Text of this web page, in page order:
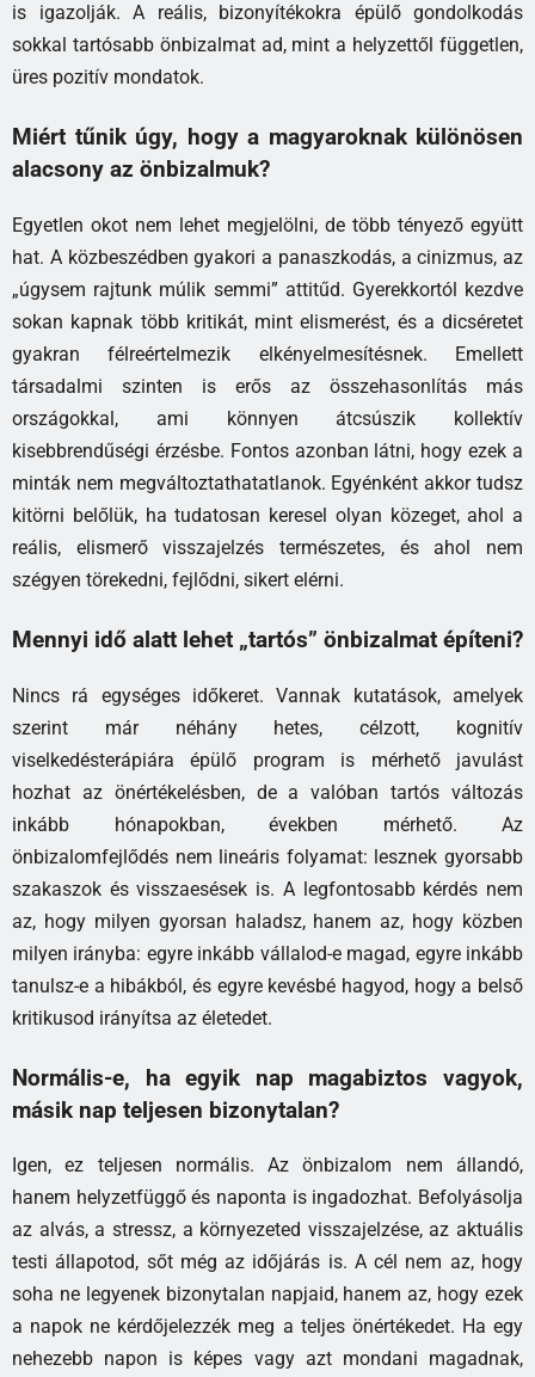
is igazolják. A reális, bizonyítékokra épülő gondolkodás
sokkal tartósabb önbizalmat ad, mint a helyzettől független,
üres pozitív mondatok.
Miért tűnik úgy, hogy a magyaroknak különösen
alacsony az önbizalmuk?
Egyetlen okot nem lehet megjelölni, de több tényező együtt
hat. A közbeszédben gyakori a panaszkodás, a cinizmus, az
„úgysem rajtunk múlik semmi” attitűd. Gyerekkortól kezdve
sokan kapnak több kritikát, mint elismerést, és a dicséretet
gyakran félreértelmezik elkényelmesítésnek. Emellett
társadalmi szinten is erős az összehasonlítás más
országokkal, ami könnyen átcsúszik kollektív
kisebbrendűségi érzésbe. Fontos azonban látni, hogy ezek a
minták nem megváltoztathatatlanok. Egyénként akkor tudsz
kitörni belőlük, ha tudatosan keresel olyan közeget, ahol a
reális, elismerő visszajelzés természetes, és ahol nem
szégyen törekedni, fejlődni, sikert elérni.
Mennyi idő alatt lehet „tartós” önbizalmat építeni?
Nincs rá egységes időkeret. Vannak kutatások, amelyek
szerint már néhány hetes, célzott, kognitív
viselkedésterápiára épülő program is mérhető javulást
hozhat az önértékelésben, de a valóban tartós változás
inkább hónapokban, években mérhető. Az
önbizalomfejlődés nem lineáris folyamat: lesznek gyorsabb
szakaszok és visszaesések is. A legfontosabb kérdés nem
az, hogy milyen gyorsan haladsz, hanem az, hogy közben
milyen irányba: egyre inkább vállalod-e magad, egyre inkább
tanulsz-e a hibákból, és egyre kevésbé hagyod, hogy a belső
kritikusod irányítsa az életedet.
Normális-e, ha egyik nap magabiztos vagyok,
másik nap teljesen bizonytalan?
Igen, ez teljesen normális. Az önbizalom nem állandó,
hanem helyzetfüggő és naponta is ingadozhat. Befolyásolja
az alvás, a stressz, a környezeted visszajelzése, az aktuális
testi állapotod, sőt még az időjárás is. A cél nem az, hogy
soha ne legyenek bizonytalan napjaid, hanem az, hogy ezek
a napok ne kérdőjelezzék meg a teljes önértékedet. Ha egy
nehezebb napon is képes vagy azt mondani magadnak,